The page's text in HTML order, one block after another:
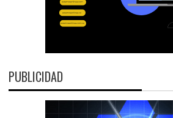
PUBLICIDAD